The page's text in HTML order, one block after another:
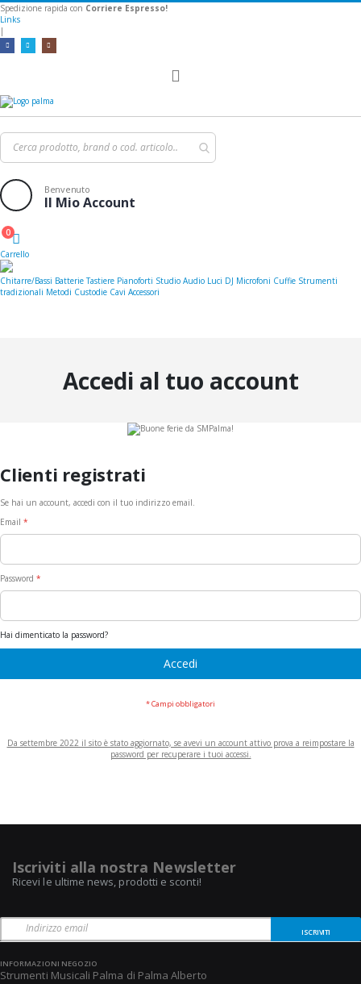
Spedizione rapida con Corriere Espresso!
Links
|
Benvenuto
Il Mio Account
Cart
0
Carrello
Chitarre/Bassi Batterie Tastiere Pianoforti Studio Audio Luci DJ Microfoni Cuffie Strumenti
tradizionali Metodi Custodie Cavi Accessori
Accedi al tuo account
Clienti registrati
Se hai un account, accedi con il tuo indirizzo email.
Email
Password
Hai dimenticato la password?
Accedi
Da settembre 2022 il sito è stato aggiornato, se avevi un account attivo prova a reimpostare la
password per recuperare i tuoi accessi.
Iscriviti alla nostra Newsletter
Ricevi le ultime news, prodotti e sconti!
ISCRIVITI
INFORMAZIONI NEGOZIO
Strumenti Musicali Palma di Palma Alberto